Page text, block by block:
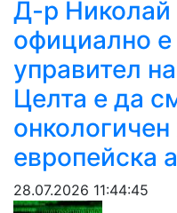
Д-р Николай
официално е
управител
Целта е да
онкологичен
европейска
28.07.2026 11:44:45